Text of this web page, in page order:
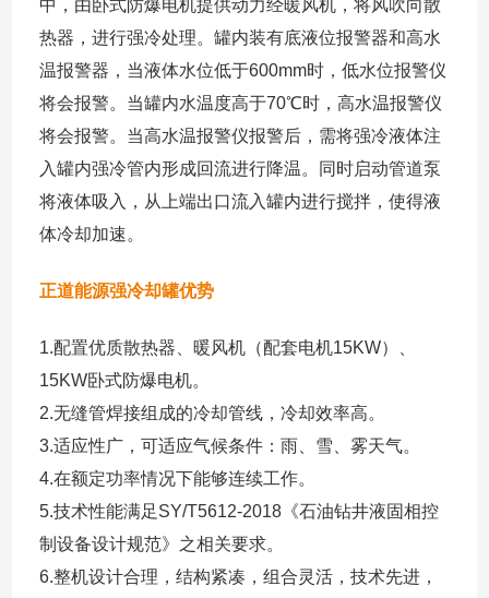
中，由卧式防爆电机提供动力经暖风机，将风吹向散
热器，进行强冷处理。罐内装有底液位报警器和高水
温报警器，当液体水位低于600mm时，低水位报警仪
将会报警。当罐内水温度高于70℃时，高水温报警仪
将会报警。当高水温报警仪报警后，需将强冷液体注
入罐内强冷管内形成回流进行降温。同时启动管道泵
将液体吸入，从上端出口流入罐内进行搅拌，使得液
体冷却加速。
正道能源强冷却罐优势
1.配置优质散热器、暖风机（配套电机15KW）、
15KW卧式防爆电机。
2.无缝管焊接组成的冷却管线，冷却效率高。
3.适应性广，可适应气候条件：雨、雪、雾天气。
4.在额定功率情况下能够连续工作。
5.技术性能满足SY/T5612-2018《石油钻井液固相控
制设备设计规范》之相关要求。
6.整机设计合理，结构紧凑，组合灵活，技术先进，